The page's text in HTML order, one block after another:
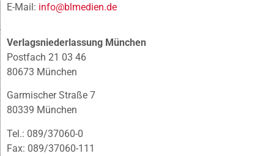
E-Mail: info@blmedien.de
Verlagsniederlassung München
Postfach 21 03 46
80673 München
Garmischer Straße 7
80339 München
Tel.: 089/37060-0
Fax: 089/37060-111